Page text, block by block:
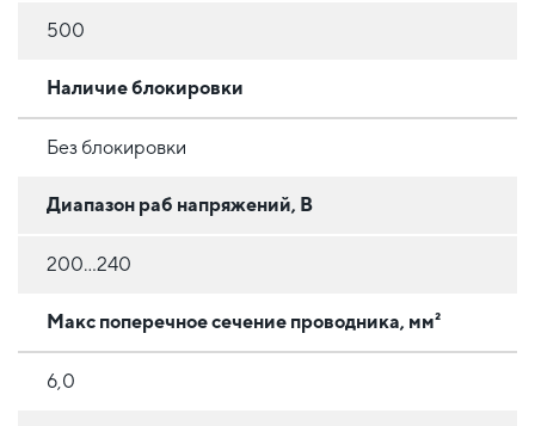
500
Наличие блокировки
Без блокировки
Диапазон раб напряжений, В
200...240
Макс поперечное сечение проводника, мм²
6,0